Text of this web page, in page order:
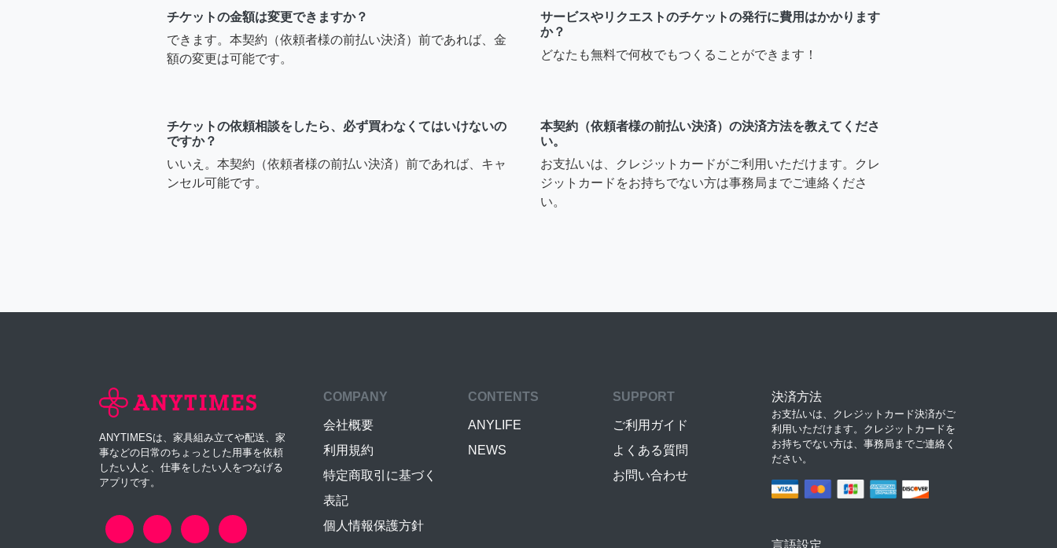
チケットの金額は変更できますか？
できます。本契約（依頼者様の前払い決済）前であれば、金
額の変更は可能です。
サービスやリクエストのチケットの発行に費用はかかります
か？
どなたも無料で何枚でもつくることができます！
チケットの依頼相談をしたら、必ず買わなくてはいけないの
ですか？
いいえ。本契約（依頼者様の前払い決済）前であれば、キャ
ンセル可能です。
本契約（依頼者様の前払い決済）の決済方法を教えてくださ
い。
お支払いは、クレジットカードがご利用いただけます。クレ
ジットカードをお持ちでない方は事務局までご連絡くださ
い。
ANYTIMESは、家具組み立てや配送、家
事などの日常のちょっとした用事を依頼
したい人と、仕事をしたい人をつなげる
アプリです。
COMPANY
会社概要
利用規約
特定商取引に基づく
表記
個人情報保護方針
CONTENTS
ANYLIFE
NEWS
SUPPORT
ご利用ガイド
よくある質問
お問い合わせ
決済方法
お支払いは、クレジットカード決済がご
利用いただけます。クレジットカードを
お持ちでない方は、事務局までご連絡く
ださい。
言語設定